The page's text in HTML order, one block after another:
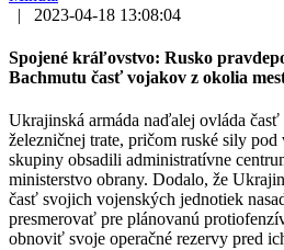
|
2023-04-18 13:08:04
Spojené kráľovstvo: Rusko
Bachmutu časť vojakov z okolia
Ukrajinská armáda naďalej ovláda časť
železničnej trate, pričom ruské sily pod
skupiny obsadili administratívne
ministerstvo obrany. Dodalo, že
časť svojich vojenských jednotiek
presmerovať pre plánovanú
obnoviť svoje operačné rezervy pred